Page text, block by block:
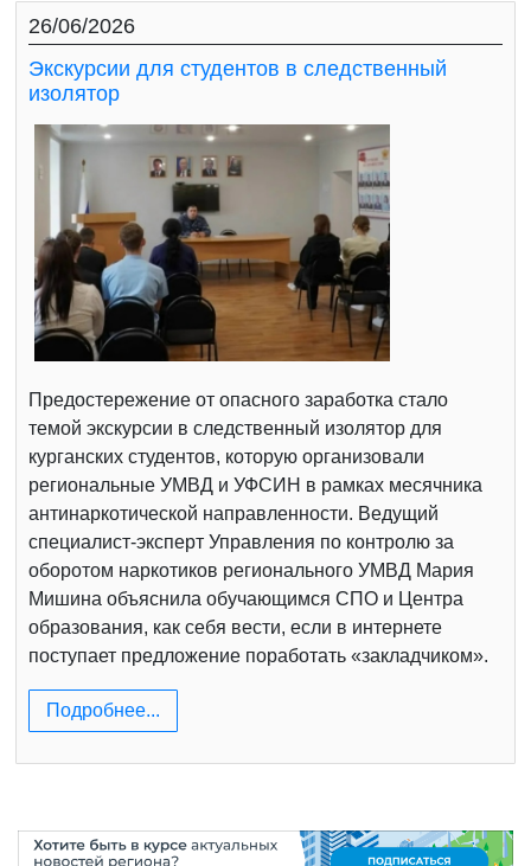
26/06/2026
Экскурсии для студентов в следственный
изолятор
Предостережение от опасного заработка стало
темой экскурсии в следственный изолятор для
курганских студентов, которую организовали
региональные УМВД и УФСИН в рамках месячника
антинаркотической направленности. Ведущий
специалист-эксперт Управления по контролю за
оборотом наркотиков регионального УМВД Мария
Мишина объяснила обучающимся СПО и Центра
образования, как себя вести, если в интернете
поступает предложение поработать «закладчиком».
Подробнее...